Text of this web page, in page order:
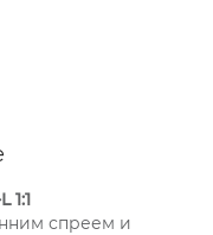
1:1
спреем и